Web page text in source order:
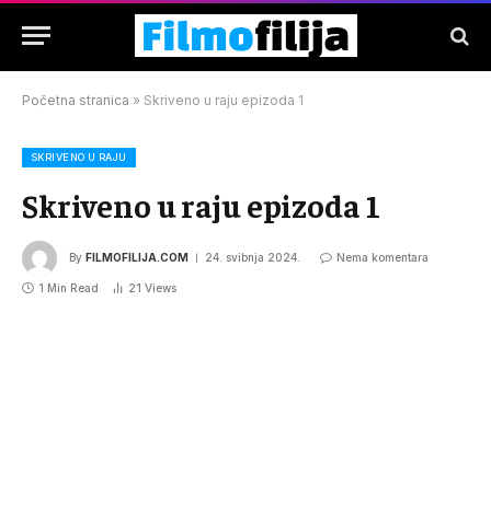
Početna stranica » Skriveno u raju epizoda 1
SKRIVENO U RAJU
Skriveno u raju epizoda 1
By FILMOFILIJA.COM 24. svibnja 2024. Nema komentara
1 Min Read 21 Views